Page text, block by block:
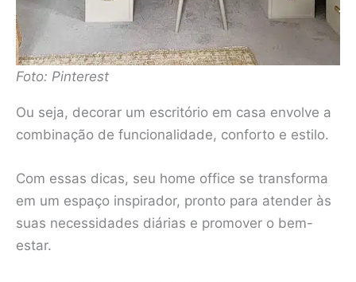
Foto: Pinterest
Ou seja, decorar um escritório em casa envolve a
combinação de funcionalidade, conforto e estilo.
Com essas dicas, seu home office se transforma
em um espaço inspirador, pronto para atender às
suas necessidades diárias e promover o bem-
estar.